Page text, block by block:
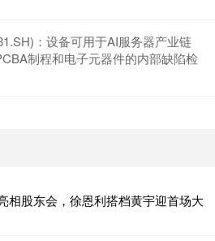
：设备可用于AI服务器产业链
制程和电子元器件的内部缺陷检
相股东会，徐恩利搭档黄宇迎首场大